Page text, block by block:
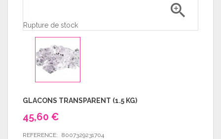

Rupture de stock
GLACONS TRANSPARENT (1.5 KG)
45,60 €
REFERENCE: 8007329231704